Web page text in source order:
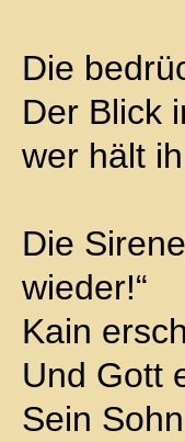
Die
Der Blick
wer hält
Die
wieder!“
Kain
Und Gott
Sein